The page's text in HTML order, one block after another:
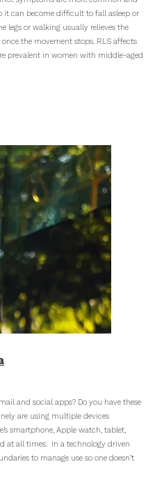
it can become difficult to fall asleep or
legs or walking usually relieves the
the movement stops. RLS affects
prevalent in women with middle-aged
and social apps? Do you have these
are using multiple devices
smartphone, Apple watch, tablet,
at all times. In a technology driven
to manage use so one doesn’t